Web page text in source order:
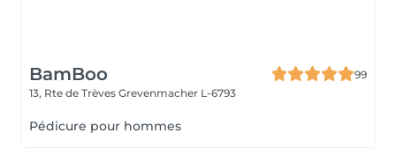
BamBoo
99
13, Rte de Trèves Grevenmacher L-6793
Pédicure pour hommes